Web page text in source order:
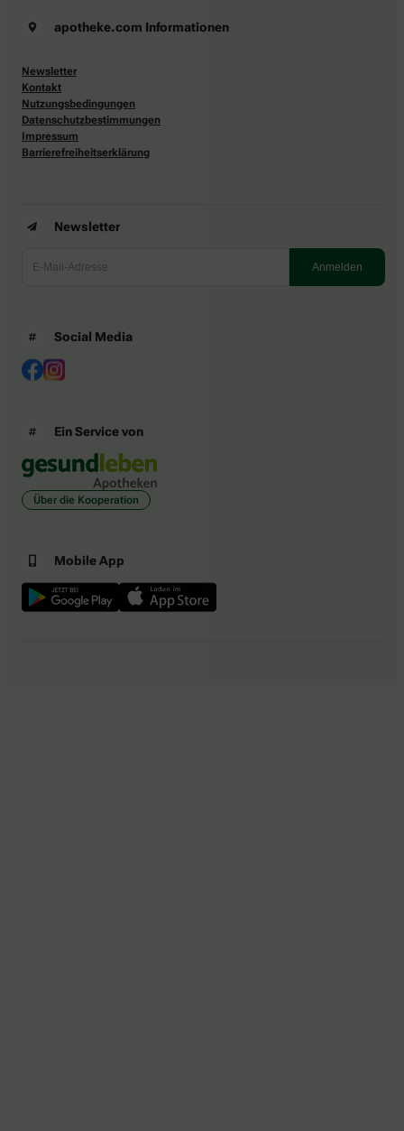
apotheke.com Informationen
Newsletter
Kontakt
Nutzungsbedingungen
Datenschutzbestimmungen
Impressum
Barrierefreiheitserklärung
Newsletter
Social Media
Ein Service von
Über die Kooperation
Mobile App